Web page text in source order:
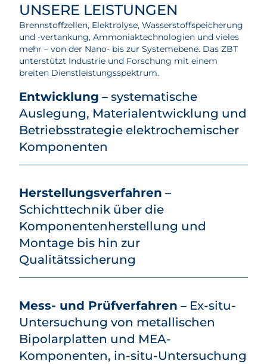
UNSERE LEISTUNGEN
Brennstoffzellen, Elektrolyse, Wasserstoffspeicherung
und -vertankung, Ammoniaktechnologien und vieles
mehr – von der Nano- bis zur Systemebene. Das ZBT
unterstützt Industrie und Forschung mit einem
breiten Dienstleistungsspektrum.
Entwicklung – systematische
Auslegung, Materialentwicklung und
Betriebsstrategie elektrochemischer
Komponenten
Herstellungsverfahren –
Schichttechnik über die
Komponentenherstellung und
Montage bis hin zur
Qualitätssicherung
Mess- und Prüfverfahren – Ex-situ-
Untersuchung von metallischen
Bipolarplatten und MEA-
Komponenten, in-situ-Untersuchung